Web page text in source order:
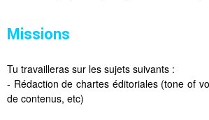
Missions
Tu travailleras sur les sujets suivants :
- Rédaction de chartes éditoriales (tone of
de contenus, etc)